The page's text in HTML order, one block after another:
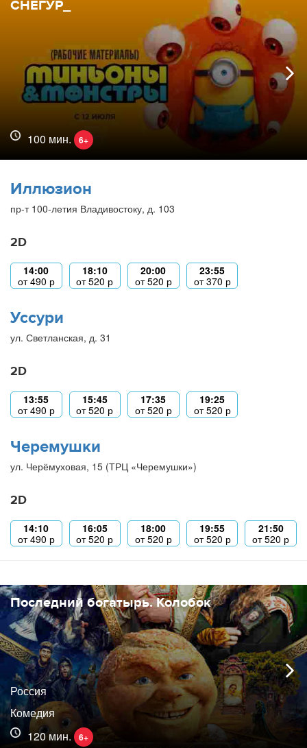
СНЕГУР_
100 мин. 6+
Иллюзион
пр-т 100-летия Владивостоку, д. 103
2D
14:00
от490 р
18:10
от520 р
20:00
от520 р
23:55
от370 р
Уссури
ул. Светланская, д. 31
2D
13:55
от490 р
15:45
от520 р
17:35
от520 р
19:25
от520 р
Черемушки
ул. Черёмуховая, 15 (ТРЦ «Черемушки»)
2D
14:10
от490 р
16:05
от520 р
18:00
от520 р
19:55
от520 р
21:50
от520 р
Последний богатырь. Колобок
Россия
Комедия
120 мин.
6+